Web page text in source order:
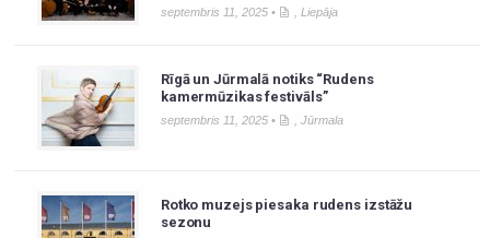
septembris 11, 2025 • Liepāja
Rīgā un Jūrmalā notiks “Rudens
kamermūzikas festivāls”
septembris 11, 2025 • Jūrmala
Rotko muzejs piesaka rudens izstāžu
sezonu